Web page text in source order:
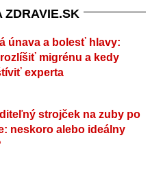
ZDRAVIE.SK
únava a bolesť hlavy:
migrénu a kedy
experta
strojček na zuby po
neskoro alebo ideálny